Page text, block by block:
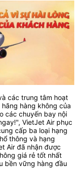
các trung tâm hoạt
hãng hàng không của
các chuyến bay nội
VietJet Air phục
cấp ba loại hạng
thông và hạng
Air đã nhận được
giá rẻ tốt nhất
bền vững hàng đầu